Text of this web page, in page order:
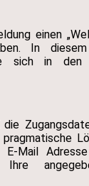
einen
In
sich in den
Mail